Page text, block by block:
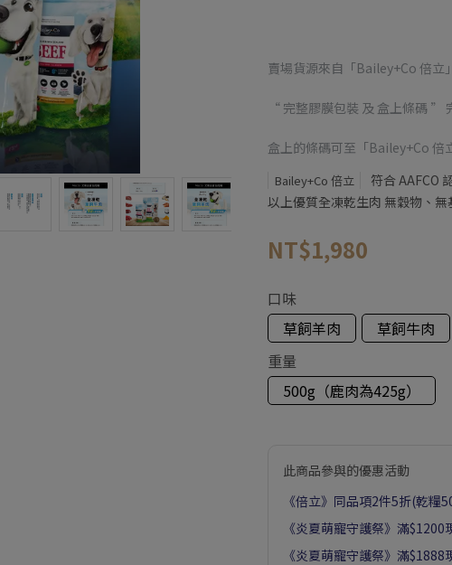
賣場貨源來自「Bailey+Co 倍立
“ 完整膠膜包裝 及 盒上條碼 ”
盒上的條碼可至「Bailey+Co 倍
Bailey+Co 倍立
符合 AAFCO
以上優質全凍乾生肉 無穀物、
NT$1,980
口味
草飼羊肉
草飼牛肉
重量
500g（鹿肉為425g）
此商品參與的優惠活動
《倍立》同品項2件5折(乾糧
《炎夏萌寵守護祭》滿$1200
《炎夏萌寵守護祭》滿$1888